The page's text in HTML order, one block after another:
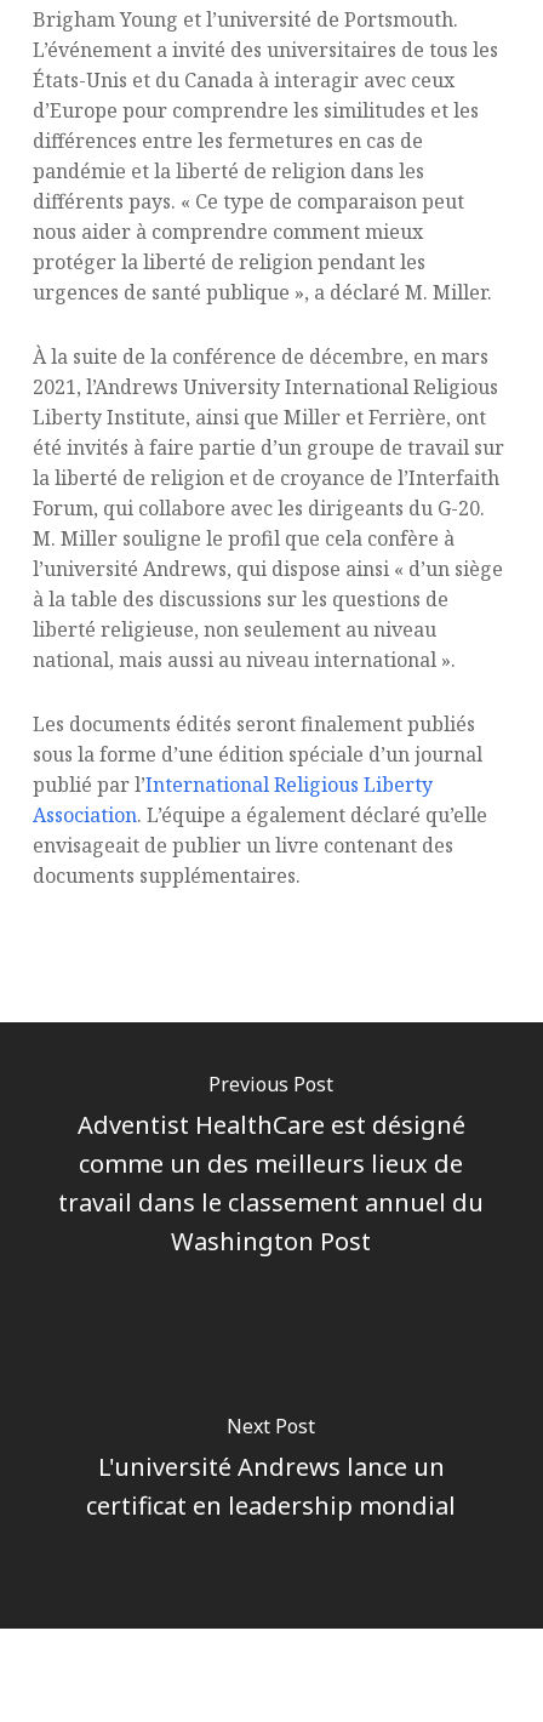
Brigham Young et l’université de Portsmouth.
L’événement a invité des universitaires de tous les
États-Unis et du Canada à interagir avec ceux
d’Europe pour comprendre les similitudes et les
différences entre les fermetures en cas de
pandémie et la liberté de religion dans les
différents pays. « Ce type de comparaison peut
nous aider à comprendre comment mieux
protéger la liberté de religion pendant les
urgences de santé publique », a déclaré M. Miller.
À la suite de la conférence de décembre, en mars
2021, l’Andrews University International Religious
Liberty Institute, ainsi que Miller et Ferrière, ont
été invités à faire partie d’un groupe de travail sur
la liberté de religion et de croyance de l’Interfaith
Forum, qui collabore avec les dirigeants du G-20.
M. Miller souligne le profil que cela confère à
l’université Andrews, qui dispose ainsi « d’un siège
à la table des discussions sur les questions de
liberté religieuse, non seulement au niveau
national, mais aussi au niveau international ».
Les documents édités seront finalement publiés
sous la forme d’une édition spéciale d’un journal
publié par l’International Religious Liberty
Association. L’équipe a également déclaré qu’elle
envisageait de publier un livre contenant des
documents supplémentaires.
Previous Post
Adventist HealthCare est désigné
comme un des meilleurs lieux de
travail dans le classement annuel du
Washington Post
Next Post
L'université Andrews lance un
certificat en leadership mondial